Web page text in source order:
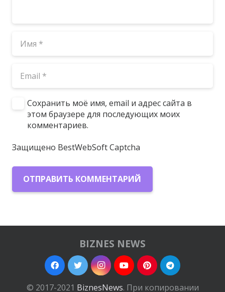
Сохранить моё имя, email и адрес сайта в
этом браузере для последующих моих
комментариев.
Защищено BestWebSoft Captcha
ОТПРАВИТЬ КОММЕНТАРИЙ
BIZNES NEWS
© 2017-2021 BiznesNews. При копировании